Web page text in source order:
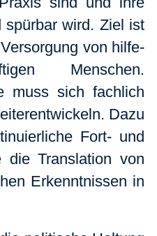
spürbar wird. Ziel ist
von hilfe-
Menschen.
muss sich fachlich
Dazu
Fort- und
die Translation von
Erkenntnissen in